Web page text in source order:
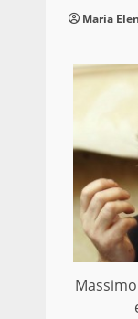
Maria